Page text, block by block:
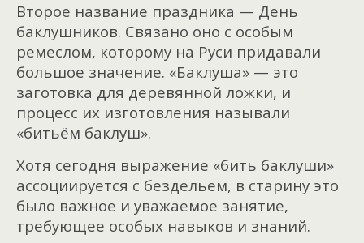
Второе название праздника — День
баклушников. Связано оно с особым
ремеслом, которому на Руси придавали
большое значение. «Баклуша» — это
заготовка для деревянной ложки, и
процесс их изготовления называли
«битьём баклуш».
Хотя сегодня выражение «бить баклуши»
ассоциируется с бездельем, в старину это
было важное и уважаемое занятие,
требующее особых навыков и знаний.